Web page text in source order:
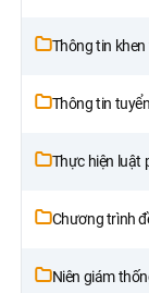
Thông tin
Thông tin
Thực hiện luật
Chương trình
Niên giám